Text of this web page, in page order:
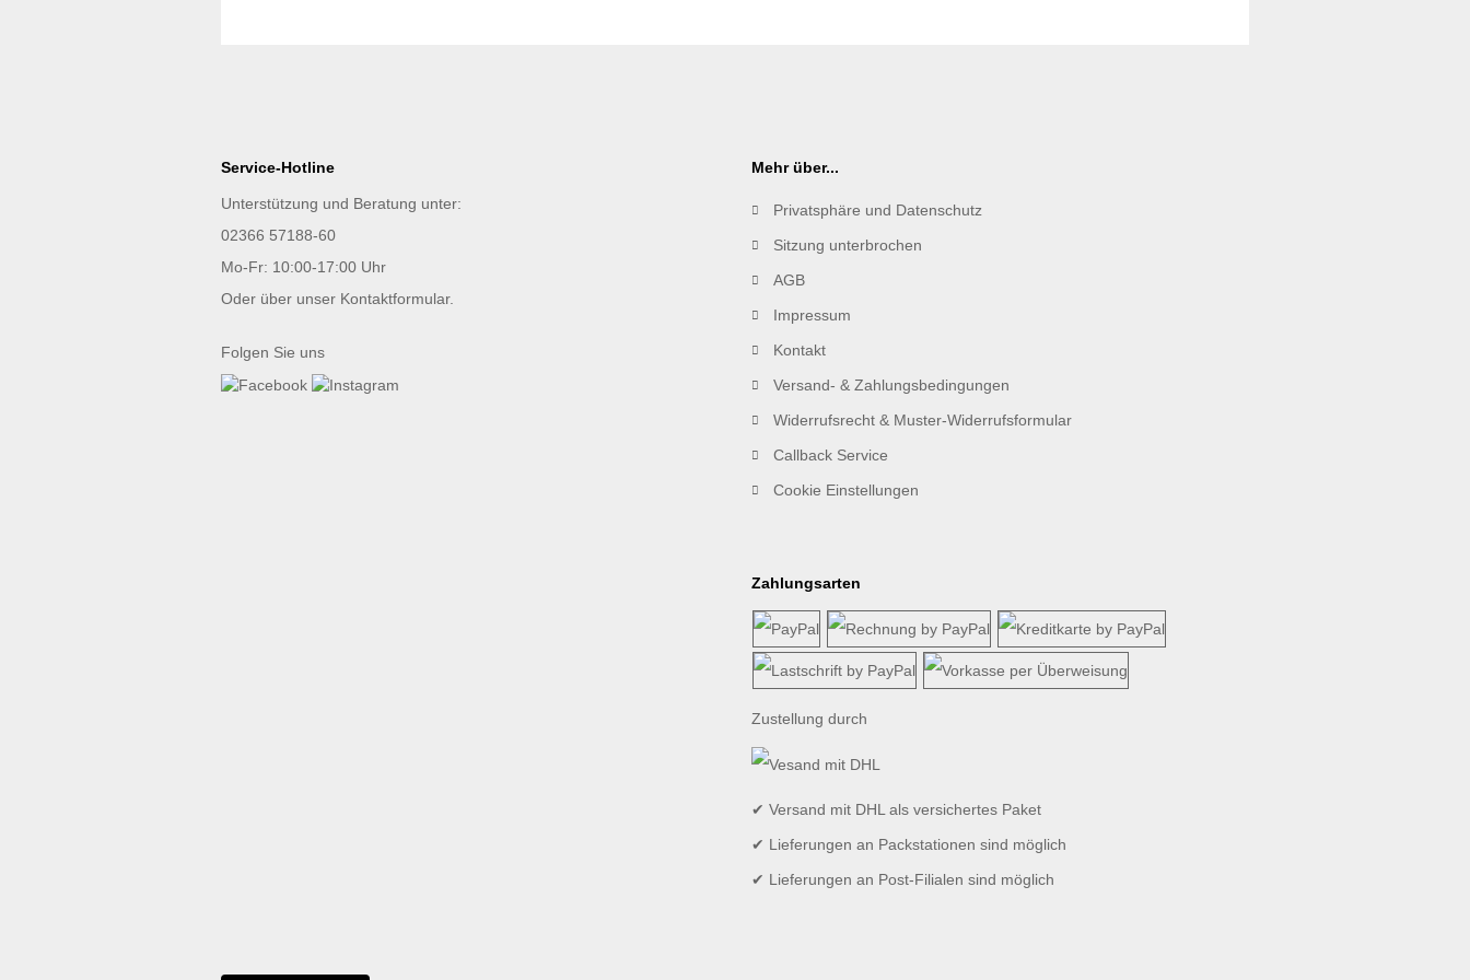
Service-Hotline
Unterstützung und Beratung unter:
02366 57188-60
Mo-Fr: 10:00-17:00 Uhr
Oder über unser Kontaktformular.
Folgen Sie uns
Mehr über...
Privatsphäre und Datenschutz
Sitzung unterbrochen
AGB
Impressum
Kontakt
Versand- & Zahlungsbedingungen
Widerrufsrecht & Muster-Widerrufsformular
Callback Service
Cookie Einstellungen
Zahlungsarten
Zustellung durch
✔ Versand mit DHL als versichertes Paket
✔ Lieferungen an Packstationen sind möglich
✔ Lieferungen an Post-Filialen sind möglich